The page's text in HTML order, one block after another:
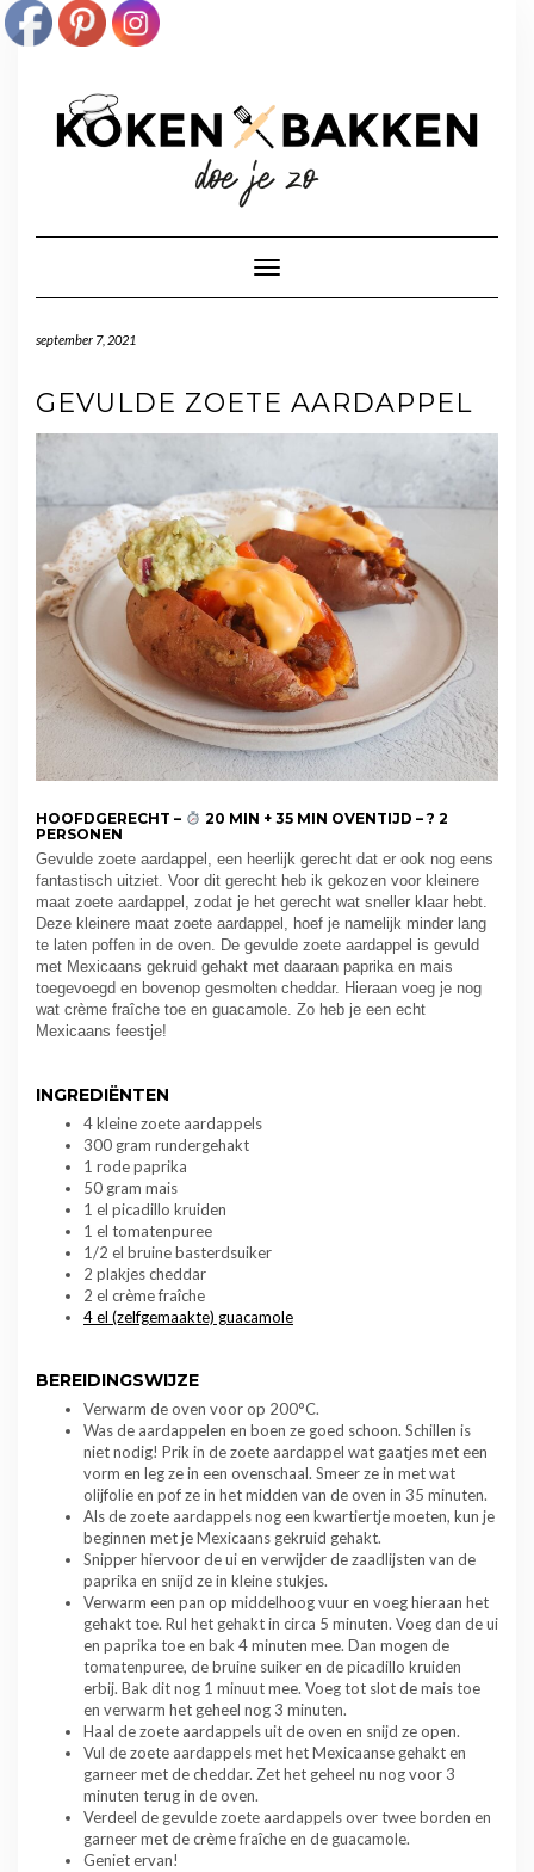
Toggle navigatie
september 7, 2021
GEVULDE ZOETE AARDAPPEL
HOOFDGERECHT –
20 MIN + 35 MIN OVENTIJD – ? 2
PERSONEN
Gevulde zoete aardappel, een heerlijk gerecht dat er ook nog eens
fantastisch uitziet. Voor dit gerecht heb ik gekozen voor kleinere
maat zoete aardappel, zodat je het gerecht wat sneller klaar hebt.
Deze kleinere maat zoete aardappel, hoef je namelijk minder lang
te laten poffen in de oven. De gevulde zoete aardappel is gevuld
met Mexicaans gekruid gehakt met daaraan paprika en mais
toegevoegd en bovenop gesmolten cheddar. Hieraan voeg je nog
wat crème fraîche toe en guacamole. Zo heb je een echt
Mexicaans feestje!
INGREDIËNTEN
4 kleine zoete aardappels
300 gram rundergehakt
1 rode paprika
50 gram mais
1 el picadillo kruiden
1 el tomatenpuree
1/2 el bruine basterdsuiker
2 plakjes cheddar
2 el crème fraîche
4 el (zelfgemaakte) guacamole
BEREIDINGSWIJZE
Verwarm de oven voor op 200°C.
Was de aardappelen en boen ze goed schoon. Schillen is
niet nodig! Prik in de zoete aardappel wat gaatjes met een
vorm en leg ze in een ovenschaal. Smeer ze in met wat
olijfolie en pof ze in het midden van de oven in 35 minuten.
Als de zoete aardappels nog een kwartiertje moeten, kun je
beginnen met je Mexicaans gekruid gehakt.
Snipper hiervoor de ui en verwijder de zaadlijsten van de
paprika en snijd ze in kleine stukjes.
Verwarm een pan op middelhoog vuur en voeg hieraan het
gehakt toe. Rul het gehakt in circa 5 minuten. Voeg dan de ui
en paprika toe en bak 4 minuten mee. Dan mogen de
tomatenpuree, de bruine suiker en de picadillo kruiden
erbij. Bak dit nog 1 minuut mee. Voeg tot slot de mais toe
en verwarm het geheel nog 3 minuten.
Haal de zoete aardappels uit de oven en snijd ze open.
Vul de zoete aardappels met het Mexicaanse gehakt en
garneer met de cheddar. Zet het geheel nu nog voor 3
minuten terug in de oven.
Verdeel de gevulde zoete aardappels over twee borden en
garneer met de crème fraîche en de guacamole.
Geniet ervan!